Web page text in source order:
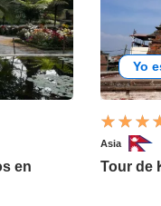
en
Yo
Asia
Tour de